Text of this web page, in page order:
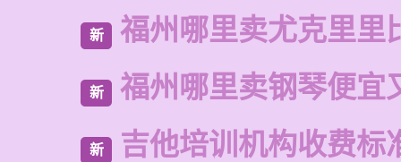
新 福州哪里卖尤克里里
新 福州哪里卖钢琴便宜
新 吉他培训机构收费标